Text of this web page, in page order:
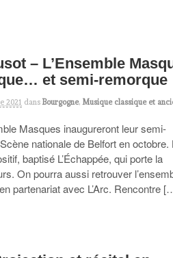
– L’Ensemble
et semi-remorque
2021 dans Bourgogne, Musique classique et
Masques inaugureront leur semi-
nationale de Belfort en octobre.
baptisé L’Échappée, qui porte la
On pourra aussi retrouver
partenariat avec L’Arc. Rencontre